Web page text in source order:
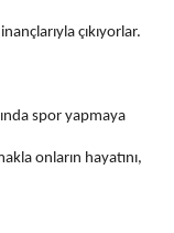
çıkıyorlar.
spor yapmaya
onların hayatını,